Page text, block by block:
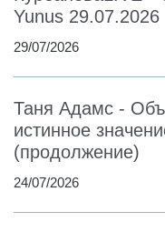
Yunus 29.07.2026
29/07/2026
Таня Адамс -
истинное
(продолжение)
24/07/2026